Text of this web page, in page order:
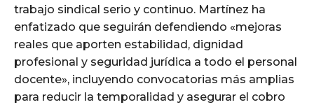
trabajo sindical serio y continuo. Martínez ha
enfatizado que seguirán defendiendo «mejoras
reales que aporten estabilidad, dignidad
profesional y seguridad jurídica a todo el personal
docente», incluyendo convocatorias más amplias
para reducir la temporalidad y asegurar el cobro